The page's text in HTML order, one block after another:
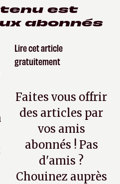
est
abonnés
Lire cet article
gratuitement
Faites vous offrir
des articles par
vos amis
abonnés ! Pas
d'amis ?
Chouinez auprès